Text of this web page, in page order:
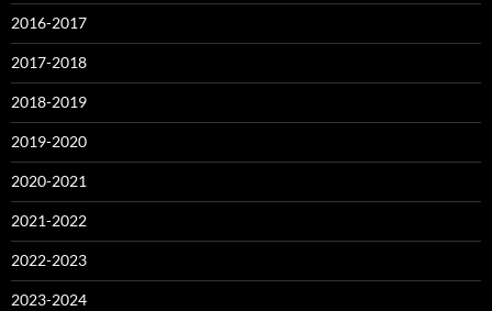
2016-2017
2017-2018
2018-2019
2019-2020
2020-2021
2021-2022
2022-2023
2023-2024